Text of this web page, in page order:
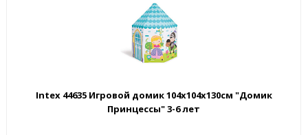
Intex 44635 Игровой домик 104х104х130см "Домик
Принцессы" 3-6 лет